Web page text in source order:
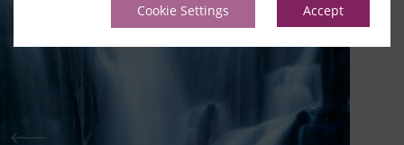
Cookie Settings Accept